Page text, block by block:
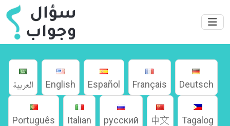
العربية English Español Français Deutsch
Português Italian русский 中文 Tagalog